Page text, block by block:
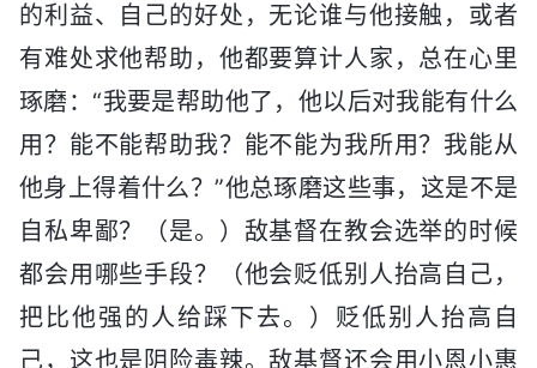
的利益、自己的好处，无论谁与他接触，或者
有难处求他帮助，他都要算计人家，总在心里
琢磨：“我要是帮助他了，他以后对我能有什么
用？能不能帮助我？能不能为我所用？我能从
他身上得着什么？”他总琢磨这些事，这是不是
自私卑鄙？（是。）敌基督在教会选举的时候
都会用哪些手段？（他会贬低别人抬高自己，
把比他强的人给踩下去。）贬低别人抬高自
己，这也是阴险毒辣。敌基督还会用小恩小惠